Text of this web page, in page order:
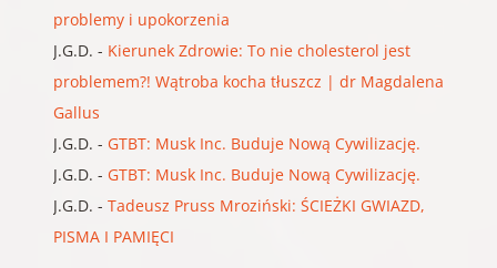
problemy i upokorzenia
J.G.D. - Kierunek Zdrowie: To nie cholesterol jest
problemem?! Wątroba kocha tłuszcz | dr Magdalena
Gallus
J.G.D. - GTBT: Musk Inc. Buduje Nową Cywilizację.
J.G.D. - GTBT: Musk Inc. Buduje Nową Cywilizację.
J.G.D. - Tadeusz Pruss Mroziński: ŚCIEŻKI GWIAZD,
PISMA I PAMIĘCI